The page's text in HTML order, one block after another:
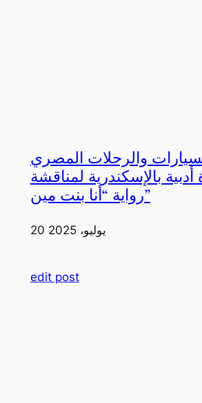
والرحلات المصري
بالإسكندرية لمناقشة
رواية “أنا بنت مين”
20 يوليو، 2025
edit post